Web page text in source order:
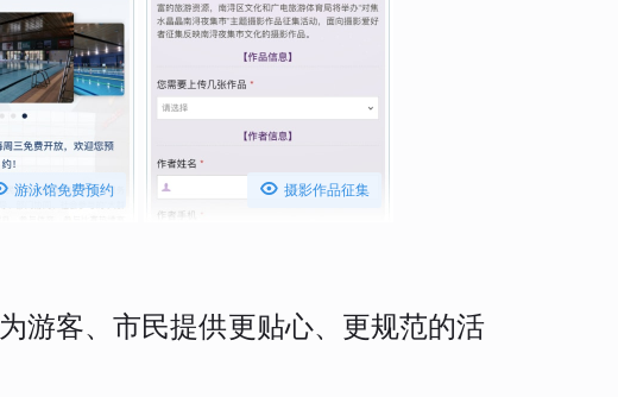
游泳馆免费预约  摄影作品征集
游客、市民提供更贴心、更规范的活